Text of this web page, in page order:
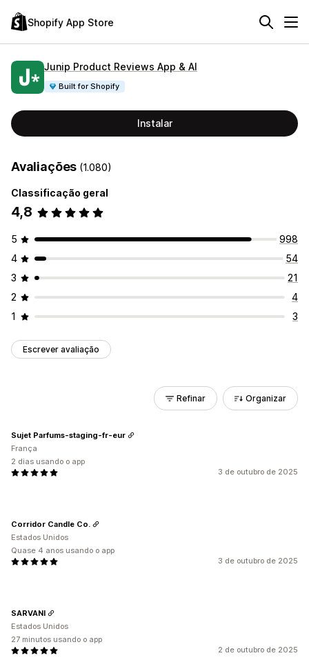
Shopify App Store
Junip Product Reviews App & AI
Built for Shopify
Instalar
Avaliações (1.080)
Classificação geral
4,8
5
998
4
54
3
21
2
4
1
3
Escrever avaliação
Refinar Organizar
3 de outubro de 2025
Sujet Parfums-staging-fr-eur
França
2 dias usando o app
3 de outubro de 2025
Corridor Candle Co.
Estados Unidos
Quase 4 anos usando o app
2 de outubro de 2025
SARVANI
Estados Unidos
27 minutos usando o app